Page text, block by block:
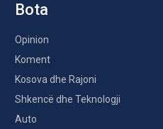
Bota
Opinion
Koment
Kosova dhe Rajoni
Shkencë dhe Teknologji
Auto